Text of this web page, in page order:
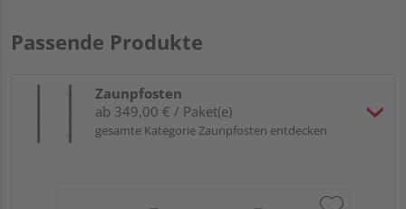
Passende Produkte
Zaunpfosten
ab 349,00 € / Paket(e)
gesamte Kategorie Zaunpfosten entdecken